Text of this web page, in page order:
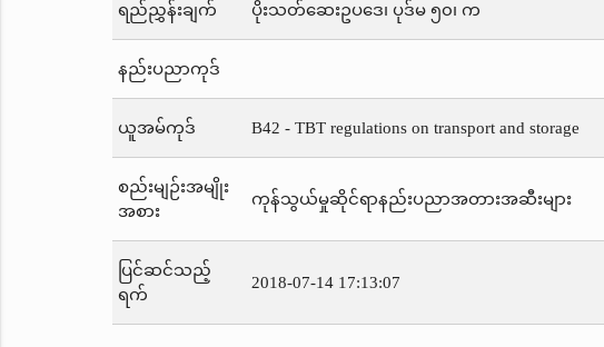
ရည်ညွှန်းချက် ပိုးသတ်ဆေးဥပဒေ၊ ပုဒ်မ ၅၀၊ က
နည်းပညာကုဒ်
ယူအမ်ကုဒ် B42 - TBT regulations on transport and storage
စည်းမျဉ်းအမျိုး
အစား
ကုန်သွယ်မှုဆိုင်ရာနည်းပညာအတားအဆီးများ
ပြင်ဆင်သည့်
ရက်
2018-07-14 17:13:07